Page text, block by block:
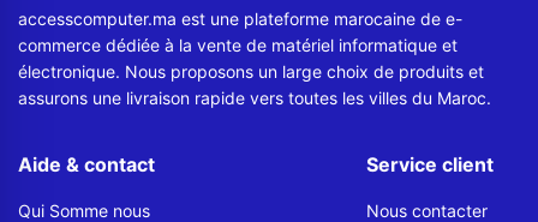
accesscomputer.ma est une plateforme marocaine de e-
commerce dédiée à la vente de matériel informatique et
électronique. Nous proposons un large choix de produits et
assurons une livraison rapide vers toutes les villes du Maroc.
Aide & contact
Qui Somme nous
Service client
Nous contacter